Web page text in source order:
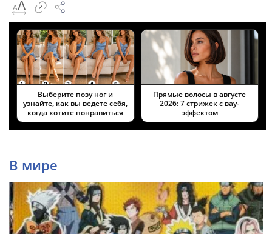
Выберите позу ног и
узнайте, как вы ведете себя,
когда хотите понравиться
Прямые волосы в августе
2026: 7 стрижек с вау-
эффектом
В мире